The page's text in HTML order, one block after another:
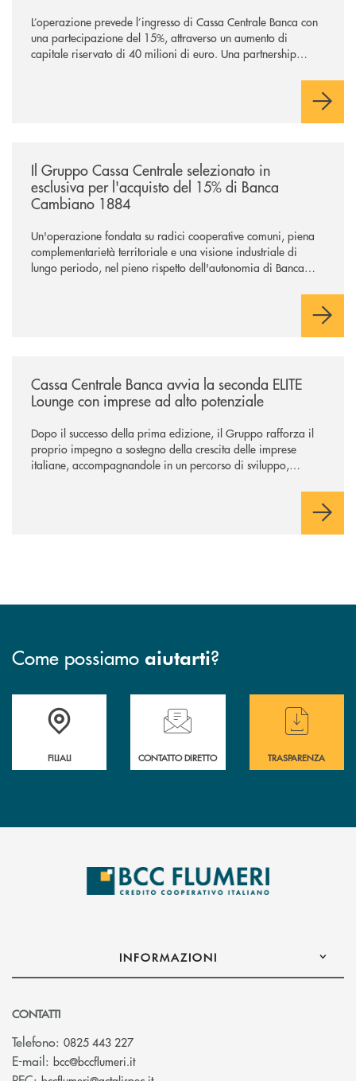
L’operazione prevede l’ingresso di Cassa Centrale Banca con
una partecipazione del 15%, attraverso un aumento di
capitale riservato di 40 milioni di euro. Una partnership
comuni e sulla prossimità ai territori, per ampliare l’offerta e
Il Gruppo Cassa Centrale selezionato in
esclusiva per l'acquisto del 15% di Banca
Cambiano 1884
Un'operazione fondata su radici cooperative comuni, piena
complementarietà territoriale e una visione industriale di
lungo periodo, nel pieno rispetto dell'autonomia di Banca
negoziazione esclusiva per la finalizzazione dell’operazione.
Cassa Centrale Banca avvia la seconda ELITE
Lounge con imprese ad alto potenziale
Dopo il successo della prima edizione, il Gruppo rafforza il
proprio impegno a sostegno della crescita delle imprese
italiane, accompagnandole in un percorso di sviluppo,
Come possiamo aiutarti?
Trova la filiale più vicina a te
FILIALI
Hai bisogno di assistenza immediata ?
CONTATTO DIRETTO
Hai bisogno di
TRASPARENZA
INFORMAZIONI
CONTATTI
Telefono: 0825 443 227
E-mail: bcc@bccflumeri.it(si apre l’app di posta elettronica)